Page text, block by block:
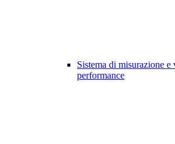
Sistema di misurazione e
performance